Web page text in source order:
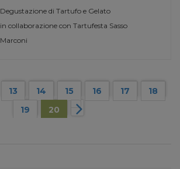
Degustazione di Tartufo e Gelato
in collaborazione con Tartufesta Sasso
Marconi
13 14 15 16 17
18
19
20